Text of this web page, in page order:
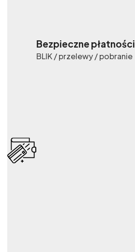
Bezpieczne płatności
BLIK / przelewy / pobranie